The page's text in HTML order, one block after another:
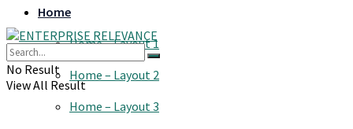
Home
Home – Layout 1
Home – Layout 2
Home – Layout 3
No Result
View All Result